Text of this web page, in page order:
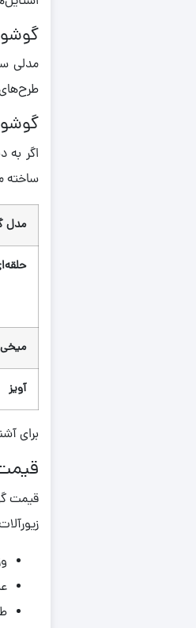
مدلی
طرح‌های
اگر به
ساخته
مدل
میخی
آویز
برای
قیمت